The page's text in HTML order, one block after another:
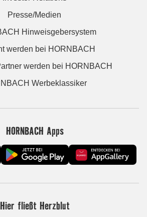
Presse/Medien
Hinweisgebersystem
werden bei HORNBACH
werden bei HORNBACH
Werbeklassiker
HORNBACH Apps
Hier fließt Herzblut